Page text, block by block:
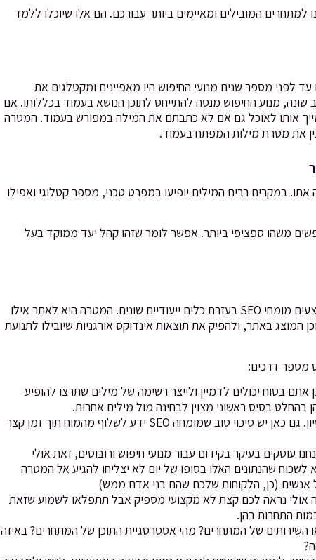
המובילים ומאיימים ביותר עבורכם. הם אלו שיוכלו ללמד
לפני מספר שנים מנועי החיפוש היו מאפיינים ומקטלגים את
מנוע החיפוש מנסה להתייחס לתוכן הנושא בעמוד בכללותו. אם
אותו לאוכל גם אם לא כתבתם את המילה במפורש בעמוד. המטרה
את מטרת מילות המפתח בעמוד.
במקרים רבים המילים יופיעו במפרט טכני, מספר קטלוגי ואפילו
משהו ספציפי ביותר. אפשר לומר שזהו קהל יעד ממוקד בעל
מחקר מילות מפתח הוא תהליך למידה והפקת נתונים, שמבצעים מומחי SEO בעזרת כלים ייעודיים שונים. המטרה היא לאתר אילו
המוצג באתר, ולהפיק את תוצאות אינדוקס אורגניות שיובילו לתנועת
מספר דרכים:
בטוח יכולים לדמיין ולייצר רשימה של מילים שתרצו להופיע
בסיס ראשוני מצוין לבחינה מול מילים אחרות.
גם למקדם האתרים יש דמיון אבל גם משהו נוסף, ניסיון. גם כאן יש סיכוי טוב שמומחה SEO ידע לשלוף מהמוח תוך זמן קצר
עוסקים בעיקר בקידום עבור מנועי חיפוש ורובוטים, זאת אולי
שהנתונים האלו בסופו של יום לא יצליחו להגיע אל המטרה
אנשים (כן, הלקוחות שלכם שהם בני אדם ממש)
אולי נראה לכם קצת לא מקצועי מספיק אבל תתפלאו לשמוע שזאת
התחרות בהן.
של המתחרים? מהי אסטרטגיית התוכן של המתחרים? באיזה